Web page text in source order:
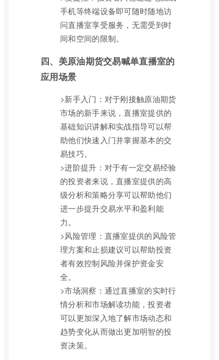
手机等终端设备即可随时随地访
问直播室享受服务，无需受到时
间和空间的限制。
四、美原油期货交易喊单直播室的
应用场景
>新手入门：对于刚接触原油期货
市场的新手来说，直播室提供的
基础知识讲解和实战指导可以帮
助他们快速入门并掌握基本的交
易技巧。
>进阶提升：对于有一定交易经验
的投资者来说，直播室提供的高
级分析和策略分享可以帮助他们
进一步提升交易水平和盈利能
力。
>风险管理：直播室提供的风险管
理方案和止损建议可以帮助投资
者有效控制风险并保护资金安
全。
>市场洞察：通过直播室的实时行
情分析和市场解读功能，投资者
可以更加深入地了解市场动态和
趋势变化从而做出更加明智的投
资决策。